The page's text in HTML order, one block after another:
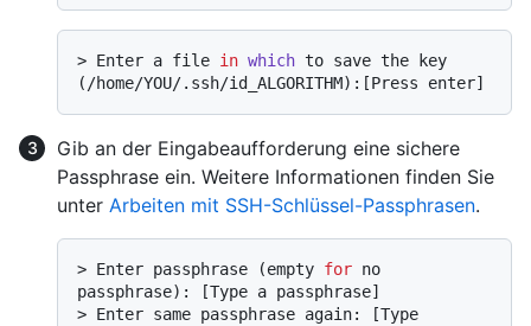
> Enter a file in which to save the key
(/home/YOU/.ssh/id_ALGORITHM):[Press enter]
Gib an der Eingabeaufforderung eine sichere
Passphrase ein. Weitere Informationen finden Sie
unter Arbeiten mit SSH-Schlüssel-Passphrasen.
> Enter passphrase (empty for no
passphrase): [Type a passphrase]
> Enter same passphrase again: [Type